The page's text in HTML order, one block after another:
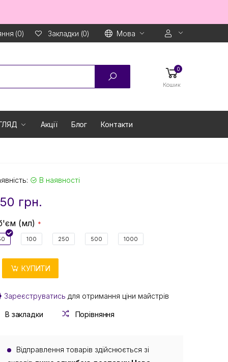
(0) Закладки (0) Мова
0
Кошик
Акції Блог Контакти
В наявності
грн.
(мл)
100 250 500 1000
КУПИТИ
Зареєструватись для отримання ціни майстрів
В закладки Порівняння
Відправлення товарів здійснюється зі